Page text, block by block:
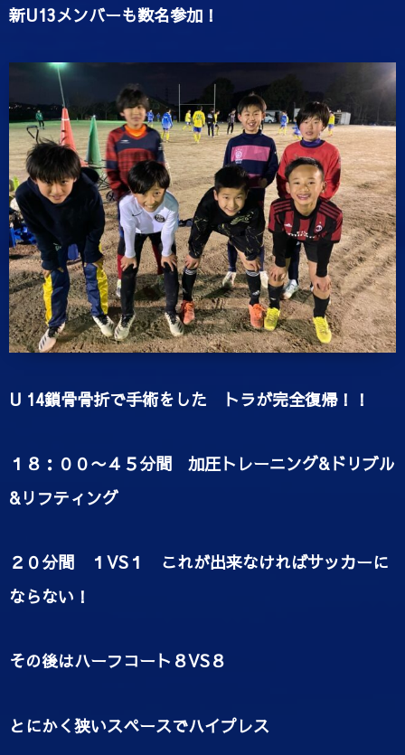
新U13メンバーも数名参加！
U 14鎖骨骨折で手術をした トラが完全復帰！！
１８：００〜４５分間 加圧トレーニング&ドリブル
&リフティング
２０分間 １VS１ これが出来なければサッカーに
ならない！
その後はハーフコート８VS８
とにかく狭いスペースでハイプレス